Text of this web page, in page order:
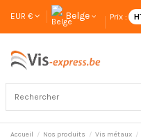
EUR € Belge Prix :
Accueil Nos produits Vis métaux